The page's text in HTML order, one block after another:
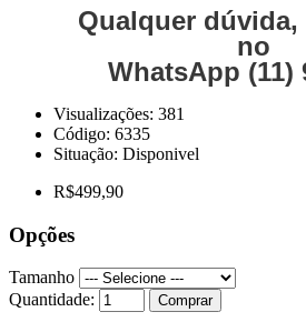
Qualquer
no
WhatsApp (11)
Visualizações: 381
Código: 6335
Situação: Disponivel
R$499,90
Opções
Tamanho
Quantidade:
Comprar